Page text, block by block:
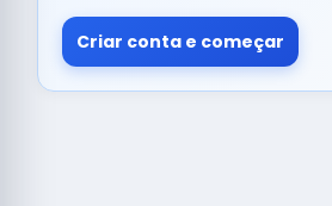
Criar conta e começar